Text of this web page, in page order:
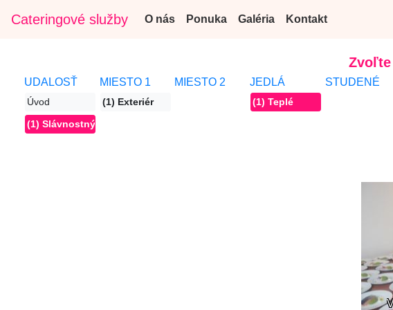
Cateringové služby O nás Ponuka Galéria Kontakt
UDALOSŤ
Úvod
(1) Slávnostný obed, večera
MIESTO 1
(1) Exteriér
MIESTO 2 JEDLÁ
(1) Teplé
STUDENÉ